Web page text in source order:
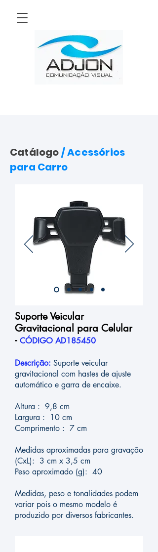
Catálogo/ Acessórios
para Carro
Suporte Veicular
Gravitacional para Celular
- CÓDIGO AD185450
Descrição: Suporte veicular
gravitacional com hastes de ajuste
automático e garra de encaixe.
Altura : 9,8 cm
Largura : 10 cm
Comprimento : 7 cm
Medidas aproximadas para gravação
(CxL): 3 cm x 3,5 cm
Peso aproximado (g): 40
Medidas, peso e tonalidades podem
variar pois o mesmo modelo é
produzido por diversos fabricantes.